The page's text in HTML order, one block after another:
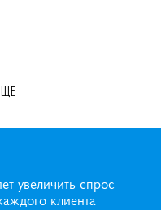
увеличить спрос
клиента